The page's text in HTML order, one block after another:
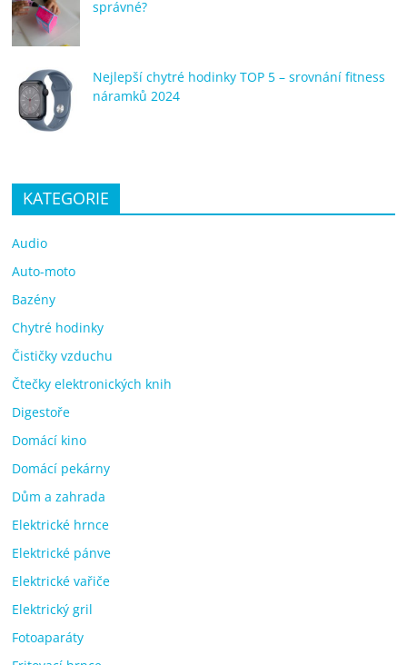
správné?
Nejlepší chytré hodinky TOP 5 – srovnání fitness
náramků 2024
KATEGORIE
Audio
Auto-moto
Bazény
Chytré hodinky
Čističky vzduchu
Čtečky elektronických knih
Digestoře
Domácí kino
Domácí pekárny
Dům a zahrada
Elektrické hrnce
Elektrické pánve
Elektrické vařiče
Elektrický gril
Fotoaparáty